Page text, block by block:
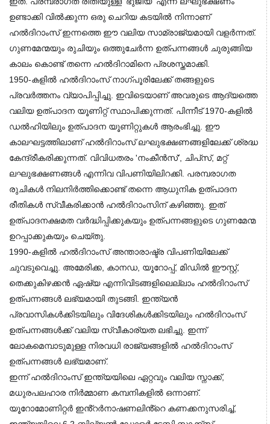
ഉണ്ടാക്കി വിൽക്കുന്ന ഒരു ചെറിയ കടയിൽ നിന്നാണ്
ഹൽദിറാംസ് ഇന്നത്തെ ഈ വലിയ സാമ്രാജ്യമായി വളർന്നത്.
ഗുണമേന്മയും രുചിയും ഒത്തുചേർന്ന ഉത്പന്നങ്ങൾ ചുരുങ്ങിയ
കാലം കൊണ്ട് തന്നെ ഹൽദിറാമിനെ പ്രശസ്തമാക്കി.
1950-കളിൽ ഹൽദിറാംസ് നാഗ്പൂരിലേക്ക് തങ്ങളുടെ
പ്രവർത്തനം വ്യാപിപ്പിച്ചു. ഇവിടെയാണ് അവരുടെ ആദ്യത്തെ
വലിയ ഉത്പാദന യൂണിറ്റ് സ്ഥാപിക്കുന്നത്. പിന്നീട് 1970-കളിൽ
ഡൽഹിയിലും ഉത്പാദന യൂണിറ്റുകൾ ആരംഭിച്ചു. ഈ
കാലഘട്ടത്തിലാണ് ഹൽദിറാംസ് ലഘുഭക്ഷണങ്ങളിലേക്ക് ശ്രദ്ധ
കേന്ദ്രീകരിക്കുന്നത്. വിവിധതരം 'നംകീൻസ്', ചിപ്‌സ്, മറ്റ്
ലഘുഭക്ഷണങ്ങൾ എന്നിവ വിപണിയിലിറക്കി. പരമ്പരാഗത
രുചികൾ നിലനിർത്തിക്കൊണ്ട് തന്നെ ആധുനിക ഉത്പാദന
രീതികൾ സ്വീകരിക്കാൻ ഹൽദിറാംസിന് കഴിഞ്ഞു. ഇത്
ഉത്പാദനക്ഷമത വർദ്ധിപ്പിക്കുകയും ഉത്പന്നങ്ങളുടെ ഗുണമേന്മ
ഉറപ്പാക്കുകയും ചെയ്തു.
1990-കളിൽ ഹൽദിറാംസ് അന്താരാഷ്ട്ര വിപണിയിലേക്ക്
ചുവടുവെച്ചു. അമേരിക്ക, കാനഡ, യൂറോപ്പ്, മിഡിൽ ഈസ്റ്റ്,
തെക്കുകിഴക്കൻ ഏഷ്യ എന്നിവിടങ്ങളിലെല്ലാം ഹൽദിറാംസ്
ഉത്പന്നങ്ങൾ ലഭ്യമായി തുടങ്ങി. ഇന്ത്യൻ
പ്രവാസികൾക്കിടയിലും വിദേശികൾക്കിടയിലും ഹൽദിറാംസ്
ഉത്പന്നങ്ങൾക്ക് വലിയ സ്വീകാര്യത ലഭിച്ചു. ഇന്ന്
ലോകമെമ്പാടുമുള്ള നിരവധി രാജ്യങ്ങളിൽ ഹൽദിറാംസ്
ഉത്പന്നങ്ങൾ ലഭ്യമാണ്.
ഇന്ന് ഹൽദിറാംസ് ഇന്ത്യയിലെ ഏറ്റവും വലിയ സ്നാക്ക്,
മധുരപലഹാര നിർമ്മാണ കമ്പനികളിൽ ഒന്നാണ്.
യൂറോമോണിറ്റർ ഇൻ്റർനാഷണലിൻ്റെ കണക്കനുസരിച്ച്,